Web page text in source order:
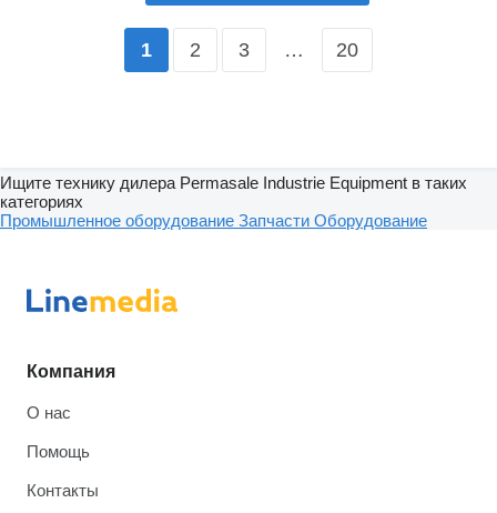
1 2 3 … 20
Ищите технику дилера Permasale Industrie Equipment в таких
категориях
Промышленное оборудование Запчасти Оборудование
Компания
О нас
Помощь
Контакты